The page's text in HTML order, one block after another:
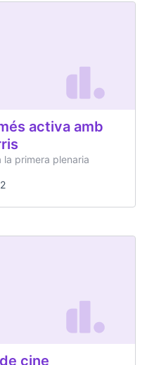
activa amb
la primera plenaria
2
cine